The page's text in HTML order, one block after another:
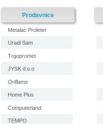
Prodavnice
Metalac Proleter
Uradi Sam
Trgopromet
JYSK d.o.o
Oriflame
Home Plus
Computerland
TEMPO